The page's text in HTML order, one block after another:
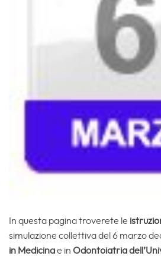
In questa pagina troverete le
simulazione collettiva del 6 marzo
in Medicinae in Odontoiatria